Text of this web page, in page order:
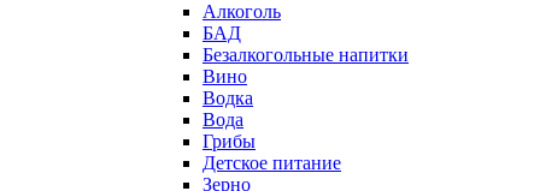
Алкоголь
БАД
Безалкогольные напитки
Вино
Водка
Вода
Грибы
Детское питание
Зерно